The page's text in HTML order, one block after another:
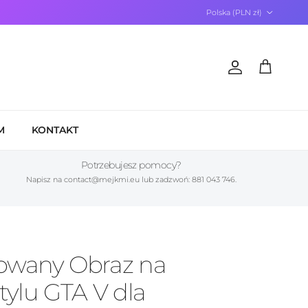
Polska (PLN zł)
KontoKoszyk
KONTAKT
Potrzebujesz pomocy?
Napisz na contact@mejkmi.eu lub zadzwoń: 881 043 746.
Obraz na
GTA V dla